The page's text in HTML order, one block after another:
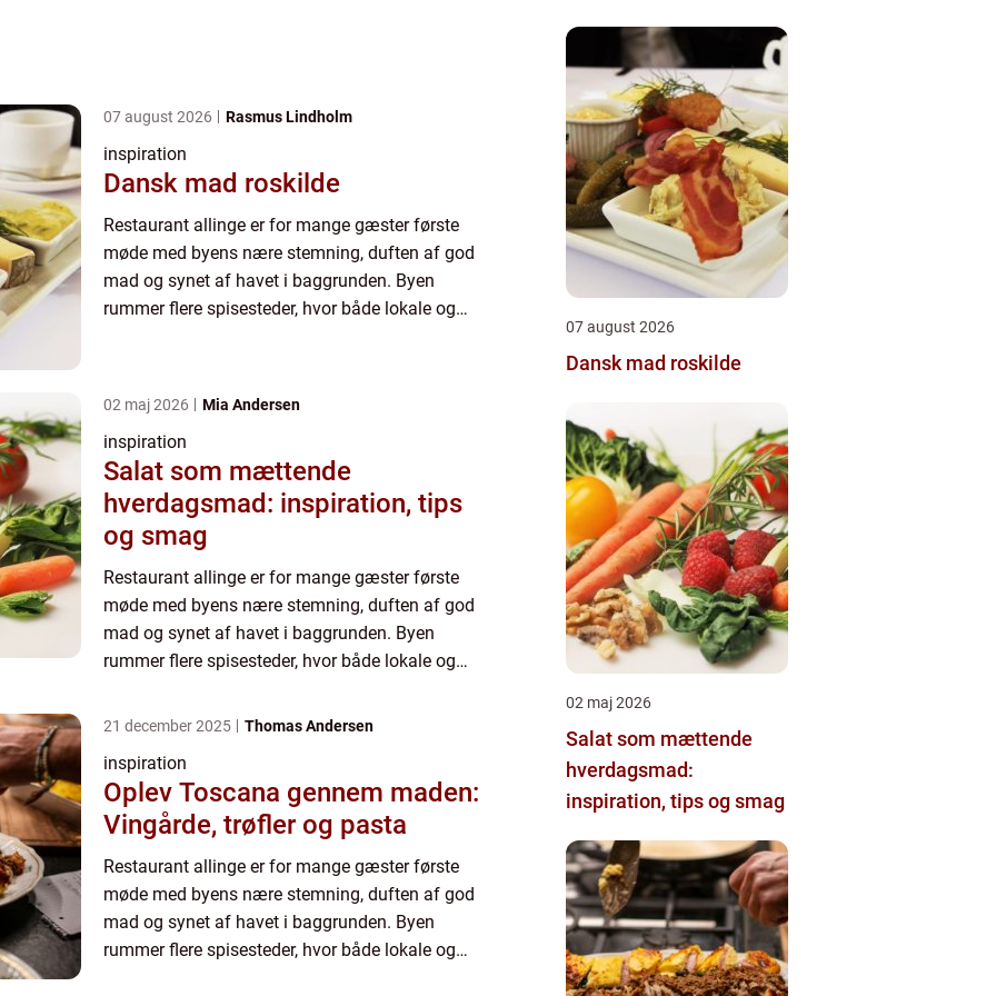
07 august 2026 Rasmus Lindholm
inspiration
Dansk mad roskilde
Restaurant allinge er for mange gæster første
møde med byens nære stemning, duften af god
mad og synet af havet i baggrunden. Byen
rummer flere spisesteder, hvor både lokale og
02 maj 2026 Mia Andersen
inspiration
Salat som mættende
hverdagsmad: inspiration, tips
og smag
Restaurant allinge er for mange gæster første
møde med byens nære stemning, duften af god
mad og synet af havet i baggrunden. Byen
rummer flere spisesteder, hvor både lokale og
21 december 2025 Thomas Andersen
inspiration
Oplev Toscana gennem maden:
Vingårde, trøfler og pasta
Restaurant allinge er for mange gæster første
møde med byens nære stemning, duften af god
mad og synet af havet i baggrunden. Byen
rummer flere spisesteder, hvor både lokale og
07 august 2026
Dansk mad roskilde
02 maj 2026
Salat som mættende
hverdagsmad:
inspiration, tips og smag